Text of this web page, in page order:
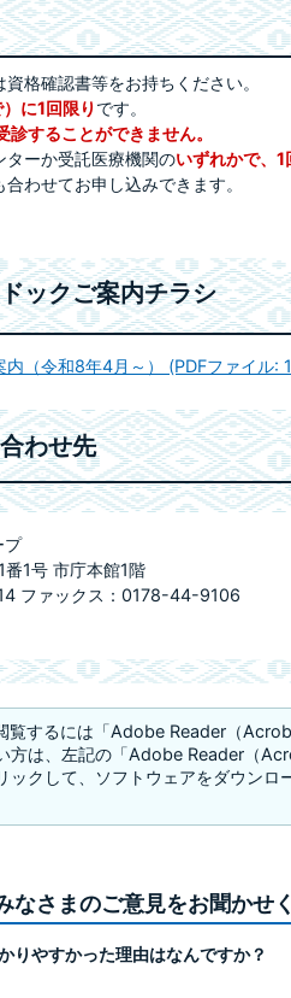
格確認書等をお持ちください。
に1回限り です。
することができません。
ターか受託医療機関のいずれかで、 1
わせてお申し込みできます。
ックご案内チラシ
（令和8年4月～） (PDFファイル:
わせ先
プ
1号 市庁本館1階
ファックス：0178-44-9106
覧するには「Adobe Reader（
方は、左記の「Adobe Reader（
ックして、ソフトウェアをダウンロ
なさまのご意見をお聞かせ
りやすかった理由はなんですか？